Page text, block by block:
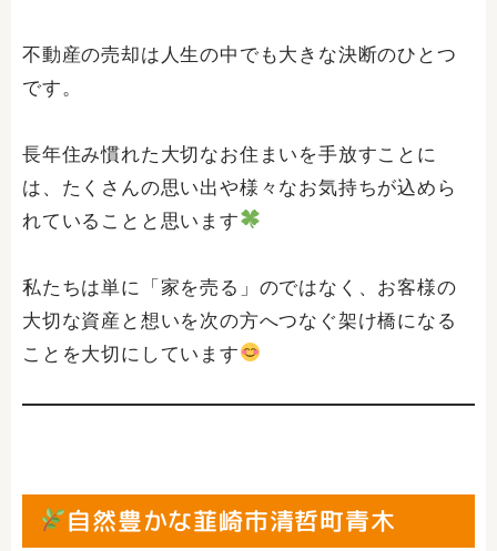
不動産の売却は人生の中でも大きな決断のひとつ
です。
長年住み慣れた大切なお住まいを手放すことに
は、たくさんの思い出や様々なお気持ちが込めら
れていることと思います
私たちは単に「家を売る」のではなく、お客様の
大切な資産と想いを次の方へつなぐ架け橋になる
ことを大切にしています
自然豊かな韮崎市清哲町青木